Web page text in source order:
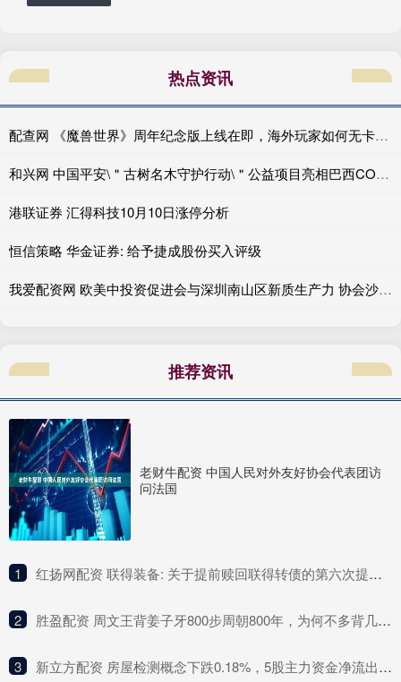
热点资讯
配查网 《魔兽世界》周年纪念版上线在即，海外玩家如何无卡顿低延迟畅玩？
和兴网 中国平安\＂古树名木守护行动\＂公益项目亮相巴西COP30
港联证券 汇得科技10月10日涨停分析
恒信策略 华金证券: 给予捷成股份买入评级
我爱配资网 欧美中投资促进会与深圳南山区新质生产力 协会沙特办事处同步揭牌 首批项目总投资达50亿美元
推荐资讯
老财牛配资 中国人民对外友好协会代表团访
问法国
1 ​红扬网配资 联得装备: 关于提前赎回联得转债的第六次提示性公告
2 ​胜盈配资 周文王背姜子牙800步周朝800年，为何不多背几步？因为他犯了个错_姬昌_智慧_命运
3 ​新立方配资 房屋检测概念下跌0.18%，5股主力资金净流出超千万元